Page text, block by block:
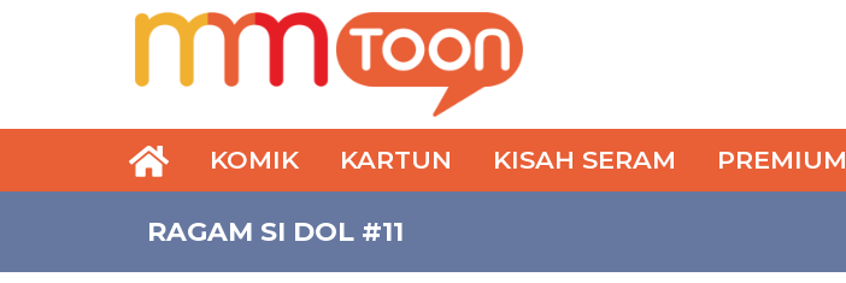
KOMIK KARTUN KISAH SERAM PREMIUM
RAGAM SI DOL #11